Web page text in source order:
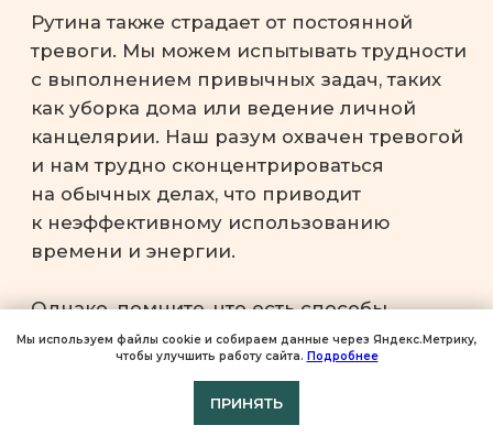
Мы используем файлы cookie и собираем данные через Яндекс.Метрику,
чтобы улучшить работу сайта. Подробнее
ПРИНЯТЬ